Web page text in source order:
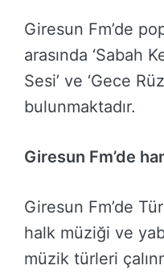
Giresun Fm’de
arasında ‘Sabah
Sesi’ ve ‘Gece
bulunmaktadır.
Giresun Fm’de
Giresun Fm’de
halk müziği ve
müzik türleri